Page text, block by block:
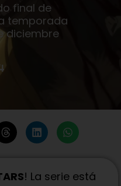
final de
temporada
diciembre
! La serie está